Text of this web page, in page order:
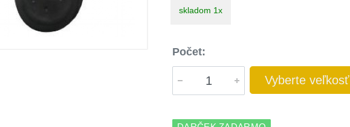
skladom 1x
Počet:
Vyberte veľkosť